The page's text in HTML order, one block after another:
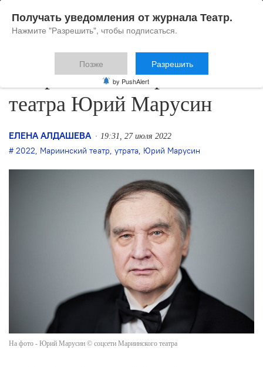
Умер солист Мариинского
театра Юрий Марусин
ЕЛЕНА АЛДАШЕВА 19:31, 27 июля 2022
2022, Мариинский театр, утрата, Юрий Марусин
На фото - Юрий Марусин © соцсети Мариинского театра
Получать уведомления от журнала Театр.
Нажмите "Разрешить", чтобы подписаться.
Позже Разрешить
by PushAlert